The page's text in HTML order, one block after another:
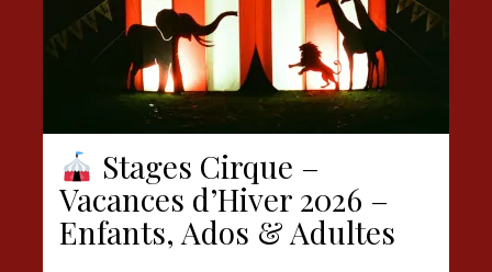
Stages Cirque –
Vacances d’Hiver 2026 –
Enfants, Ados & Adultes